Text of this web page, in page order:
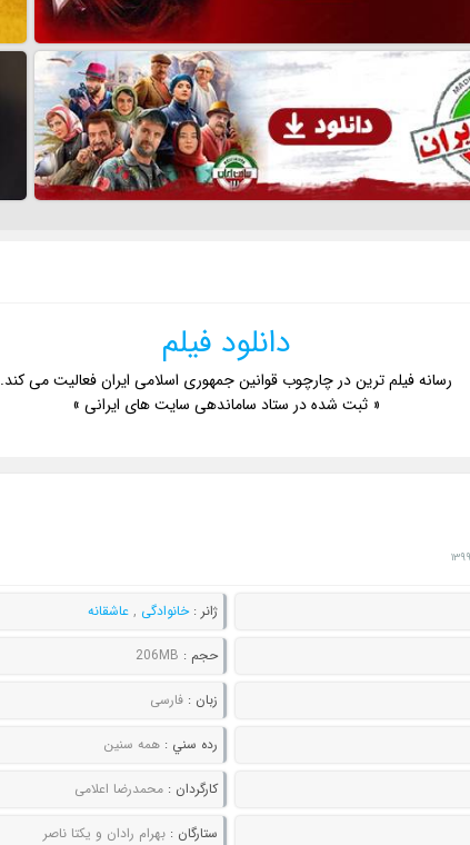
دانلود فیلم
رسانه فیلم ترین در چارچوب قوانین جمهوری اسلامی ایران فعالیت می کند.
« ثبت شده در ستاد ساماندهی سایت های ایرانی »
ژانر :خانوادگی ,عاشقانه
حجم : 206MB
زبان :فارسی
رده سني :همه سنین
کارگردان :محمدرضا اعلامی
ستارگان :بهرام رادان و یکتا ناصر